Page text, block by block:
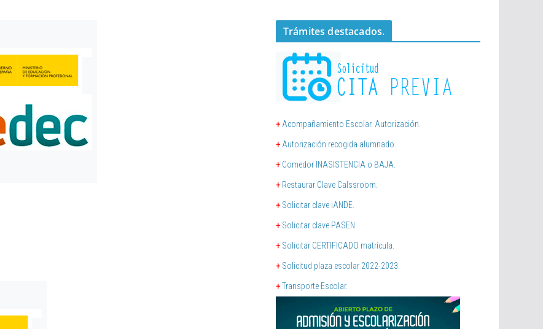
Trámites destacados.
+ Acompañamiento Escolar. Autorización.
+ Autorización recogida alumnado.
+ Comedor INASISTENCIA o BAJA.
+ Restaurar Clave Calssroom.
+ Solicitar clave iANDE.
+ Solicitar clave PASEN.
+ Solicitar CERTIFICADO matrícula.
+ Solicitud plaza escolar 2022-2023.
+Transporte Escolar.